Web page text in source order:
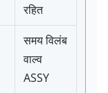
रहित
समय विलंब
वाल्व
ASSY